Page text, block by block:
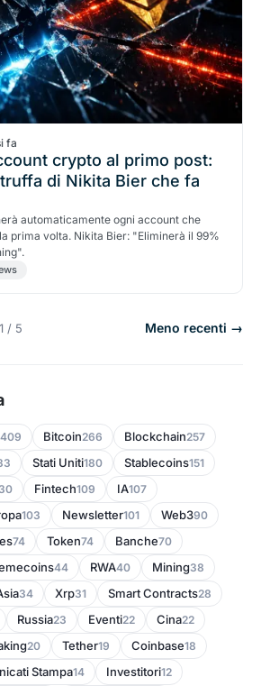
fa
crypto al primo post:
di Nikita Bier che fa
automaticamente ogni account che
prima volta. Nikita Bier: "Eliminerà il 99%
1 / 5 Meno recenti →
409 Bitcoin266 Blockchain257
Stati Uniti180 Stablecoins151
Fintech109 IA107
103 Newsletter101 Web390
74 Token74 Banche70
44 RWA40 Mining38
34 Xrp31 Smart Contracts28
Russia23 Eventi22 Cina22
20 Tether19 Coinbase18
Stampa14 Investitori12